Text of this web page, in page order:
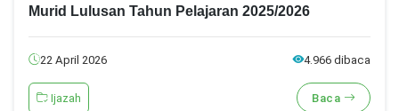
Murid Lulusan Tahun Pelajaran 2025/2026
22 April 2026 4.966 dibaca
Ijazah Baca